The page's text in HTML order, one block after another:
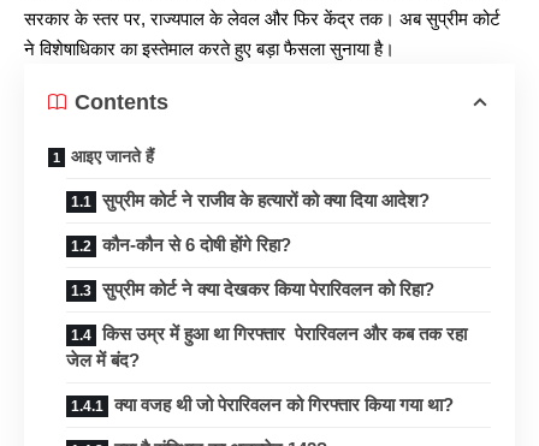
सरकार के स्तर पर, राज्यपाल के लेवल और फिर केंद्र तक। अब सुप्रीम कोर्ट
ने विशेषाधिकार का इस्तेमाल करते हुए बड़ा फैसला सुनाया है।
Contents
आइए जानते हैं
सुप्रीम कोर्ट ने राजीव के हत्यारों को क्या दिया आदेश?
कौन-कौन से 6 दोषी होंगे रिहा?
सुप्रीम कोर्ट ने क्या देखकर किया पेरारिवलन को रिहा?
किस उम्र में हुआ था गिरफ्तार पेरारिवलन और कब तक रहा
जेल में बंद?
क्या वजह थी जो पेरारिवलन को गिरफ्तार किया गया था?